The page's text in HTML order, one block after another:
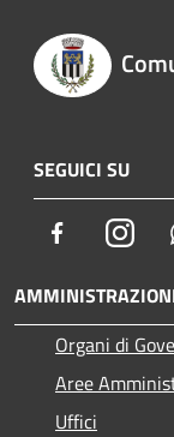
SEGUICI SU
Facebook
Organi di
Aree
Uffici